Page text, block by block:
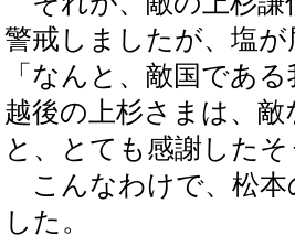
警戒しましたが、塩
「なんと、敵国であ
越後の上杉さまは、
と、とても感謝した
こんなわけで、松本
した。